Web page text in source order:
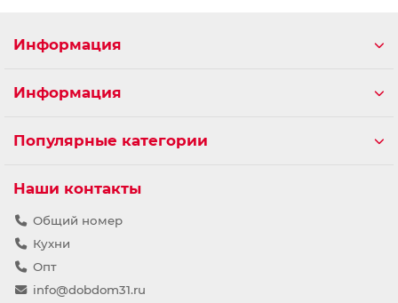
Информация
Информация
Популярные категории
Наши контакты
Общий номер
Кухни
Опт
info@dobdom31.ru